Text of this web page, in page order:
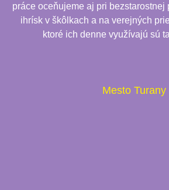
práce oceňujeme aj pri bezstarostnej
ihrísk v škôlkach a na verejných
ktoré ich denne využívajú sú
Mesto Turany